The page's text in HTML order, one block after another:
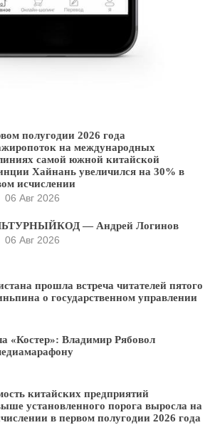
полугодии 2026 года
на международных
самой южной китайской
Хайнань увеличился на 30% в
исчислении
06 Авг 2026
— Андрей Логинов
06 Авг 2026
прошла встреча читателей пятого
о государственном управлении
«Костер»: Владимир Рябовол
китайских предприятий
установленного порога выросла на
в первом полугодии 2026 года